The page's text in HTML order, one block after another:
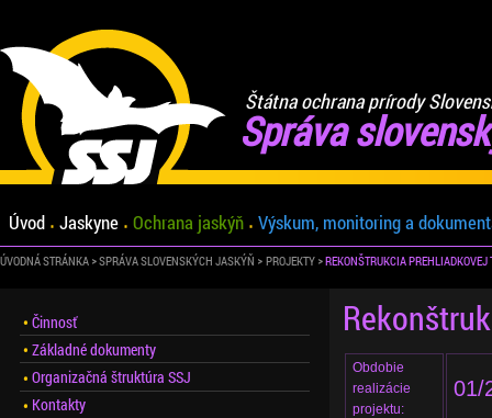
Štátna ochrana prírody
Správa
Úvod Jaskyne Ochrana jaskýň Výskum, monitoring a
ÚVODNÁ STRÁNKA SPRÁVA SLOVENSKÝCH JASKÝŇ PROJEKTY REKONŠTRUKCIA
Obdobie
realizácie
projektu:
01/
Činnosť
Základné dokumenty
Organizačná štruktúra SSJ
Kontakty